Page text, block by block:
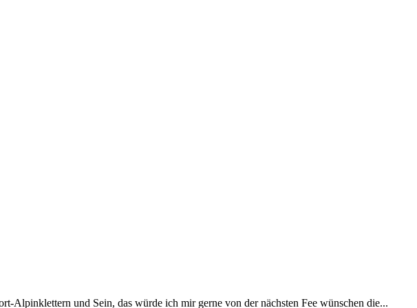
Alpinklettern und Sein, das würde ich mir gerne von der nächsten Fee wünschen die...